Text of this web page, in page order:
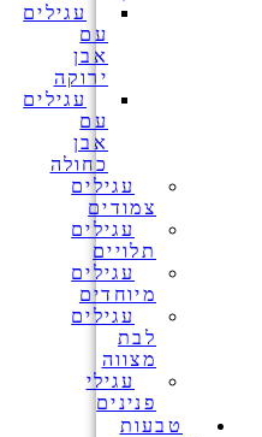
עגילים
עם
אבן
ירוקה
עגילים
עם
אבן
כחולה
עגילים
צמודים
עגילים
תלויים
עגילים
מיוחדים
עגילים
לבת
מצווה
עגילי
פנינים
טבעות